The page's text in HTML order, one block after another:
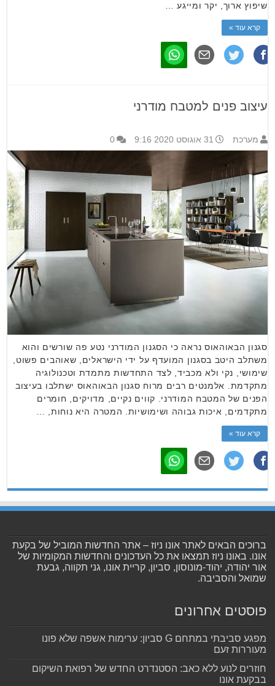
שיפוץ ארוך, יקר ומייגע …
קרא עוד »
עיצוב פנים למטבח מודרני
מערכת 31 אוגוסט 2020 9:16 0
סגנון הבאוהאוס נראה כי הסגנון המודרני נטע פה שורשים והוא
משתלב היטב בסגנון המועדף על ידי הישראלים, שאוהבים פשוט,
שימושי, נקי ולא מכביד, לצד התחדשות מתמדת וטכנולוגיה
מתקדמת. אלמנטים רבים מרוח סגנון הבאוהאוס ישתלבו בעיצוב
הפנים של המטבח המודרני. קווים נקיים, מדויקים, חומרים
מתקדמים, איכות גבוהה ושימושיות. המטרה היא נוחות, …
קרא עוד »
ברוכים הבאים לאתר אונו ניוז – אתר החדשות המוביל של בקעת
אונו. באונו ניוז תמצאו את כל העדכונים והחדשות המקומיות של
אור יהודה, יהוד-מונוסון, סביון, קריית אונו, גני תקווה, גבעת
שמואל והסביבה.
פוסטים אחרונים
מפגע סביבתי במתחם G סביון: ערימות אשפה שלא פונו
מעוררות זעם
חוזרים לנוע ללא כאב: הסטנדרט החדש של רפואת השיקום
בבקעת אונו